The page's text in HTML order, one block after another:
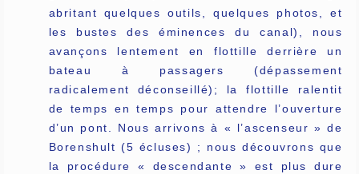
abritant quelques outils, quelques photos, et
les bustes des éminences du canal), nous
avançons lentement en flottille derrière un
bateau à passagers (dépassement
radicalement déconseillé); la flottille ralentit
de temps en temps pour attendre l’ouverture
d’un pont. Nous arrivons à « l’ascenseur » de
Borenshult (5 écluses) ; nous découvrons que
la procédure « descendante » est plus dure